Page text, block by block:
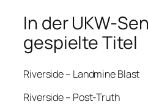
In der UKW-
gespielte Titel
Riverside – Landmine Blast
Riverside – Post-Truth